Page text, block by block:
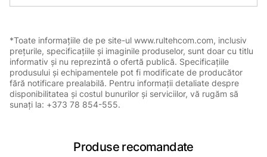
*Toate informațiile de pe site-ul www.rultehcom.com, inclusiv
prețurile, specificațiile și imaginile produselor, sunt doar cu titlu
informativ și nu reprezintă o ofertă publică. Specificațiile
produsului și echipamentele pot fi modificate de producător
fără notificare prealabilă. Pentru informații detaliate despre
disponibilitatea și costul bunurilor și serviciilor, vă rugăm să
sunați la: +373 78 854-555.
Produse recomandate